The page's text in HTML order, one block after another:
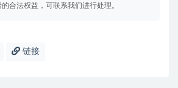
合法权益，可联系我们进行处理。
链接